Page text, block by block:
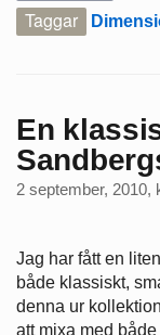
Taggar
En
2 september, 2010,
Jag har fått en
både klassiskt,
denna ur
att mixa med